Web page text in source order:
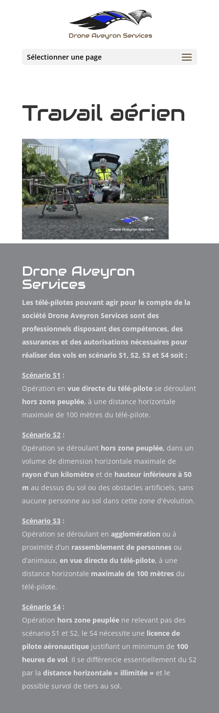
Sélectionner une page
Travail aérien
Drone Aveyron
Services
Les télé-pilotes pouvant agir pour le compte de la
société Drone Aveyron Services sont des
professionnels disposant des compétences, des
assurances et des autorisations nécessaires pour
réaliser des vols en scénario S1, S2, S3 et S4 soit :
Scénario S1 :
Opération en vue directe du télé-pilotese déroulant
hors zone peuplée, à une distance horizontale
maximale de 100 mètres du télé-pilote.
Scénario S2:
Opération se déroulant hors zone peuplée, dans un
volume de dimension horizontale maximale de
rayon d'un kilomètreet de hauteur inférieure à 50
m au dessus du sol ou des obstacles artificiels, sans
aucune personne au sol dans cette zone d'évolution.
Scénario S3:
Opération se déroulant en agglomération ou à
proximité d’un rassemblement de personnesou
d’animaux, en vue directe du télé-pilote, à une
distance horizontale maximale de 100 mètresdu
télé-pilote.
Scénario S4:
Opération hors zone peupléene relevant pas des
scénario S1 et S2, le S4 nécessite une licence de
pilote aéronautiquejustifiant un minimum de 100
heures de vol. Il se différencie essentiellement du S2
par la distance horizontale « illimitée » et le
possible survol de tiers au sol.